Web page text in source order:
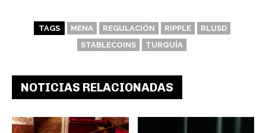
TAGS MENA REGULACIÓN RIPPLE
RLUSD
STABLECOINS
TURQUÍA
NOTICIAS RELACIONADAS